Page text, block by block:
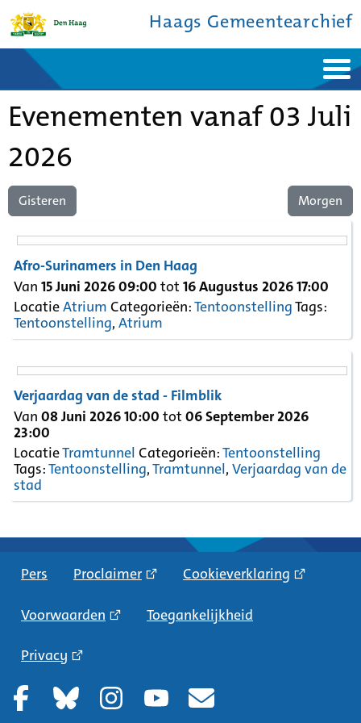
Haags Gemeentearchief
Nieuws
Ontdek de stad
De studiezaal
Over ons
Contact
Evenementen vanaf 03 Juli
2026
Gisteren Morgen
Afro-Surinamers in Den Haag
Van15 Juni 2026 09:00 tot16 Augustus 2026 17:00
LocatieAtrium Categorieën:TentoonstellingTags:
Tentoonstelling,Atrium
Verjaardag van de stad - Filmblik
Van08 Juni 2026 10:00 tot06 September 2026
23:00
LocatieTramtunnel Categorieën:Tentoonstelling
Tags:Tentoonstelling,Tramtunnel,Verjaardag van de
stad
Pers Proclaimer Cookieverklaring
Voorwaarden Toegankelijkheid
Privacy